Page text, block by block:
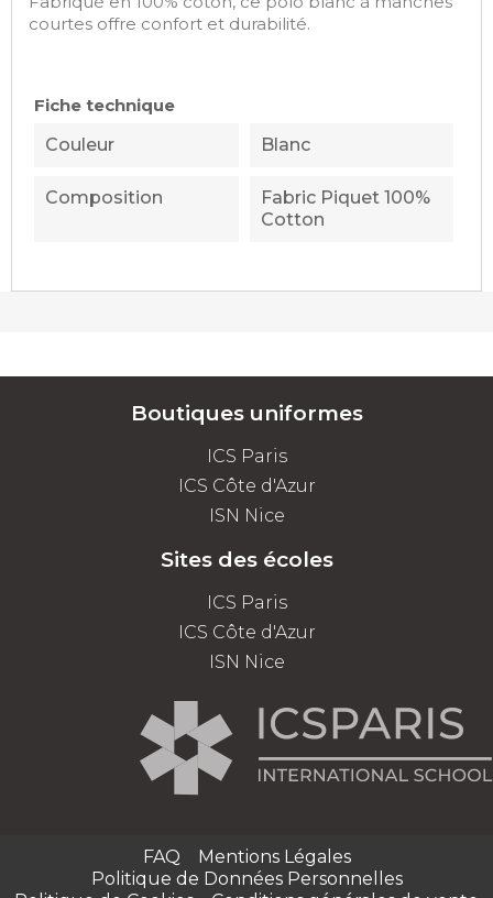
courtes offre confort et durabilité.
Fiche technique
Couleur
Blanc
Composition
Fabric Piquet 100%
Cotton
Boutiques uniformes
ICS Paris
ICS Côte d'Azur
ISN Nice
Sites des écoles
ICS Paris
ICS Côte d'Azur
ISN Nice
FAQ
Mentions Légales
Politique de Données Personnelles